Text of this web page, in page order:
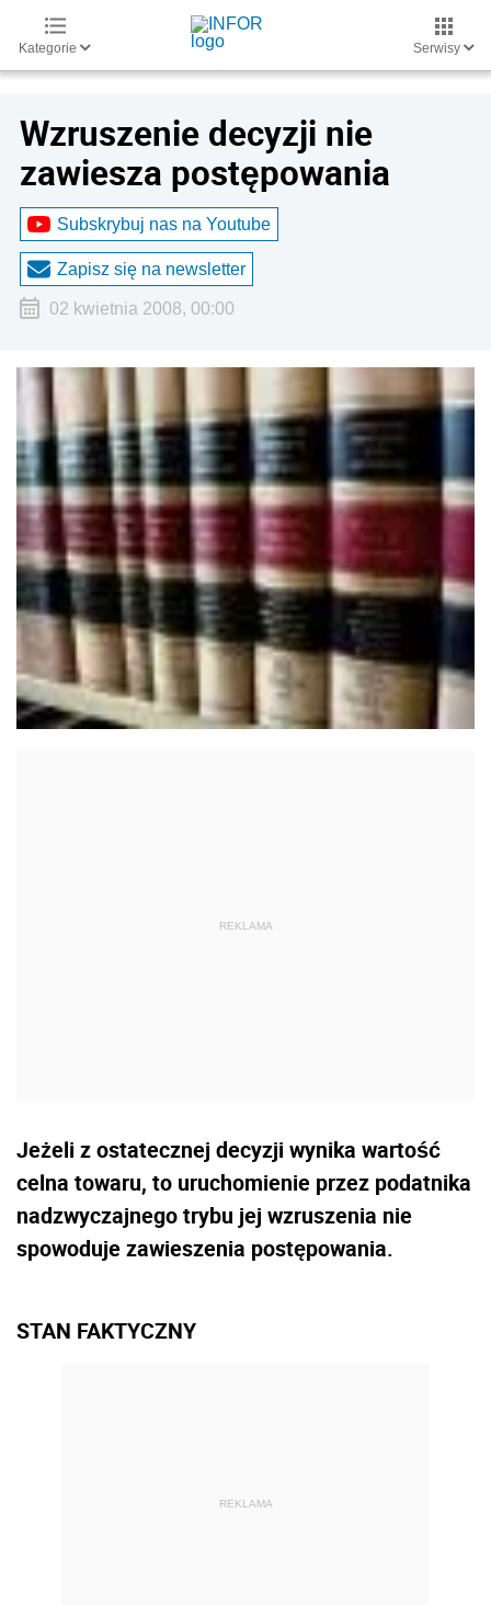
Kategorie Serwisy
Wzruszenie decyzji nie
zawiesza postępowania
Subskrybuj nas na Youtube
Zapisz się na newsletter
02 kwietnia 2008, 00:00
Jeżeli z ostatecznej decyzji wynika wartość
celna towaru, to uruchomienie przez podatnika
nadzwyczajnego trybu jej wzruszenia nie
spowoduje zawieszenia postępowania.
STAN FAKTYCZNY
REKLAMA